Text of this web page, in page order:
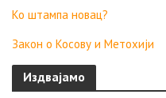
Ко штампа новац?
Закон о Косову и Метохији
Издвајамо